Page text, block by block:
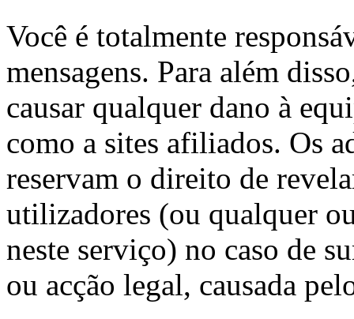
Você é totalmente
mensagens. Para além
causar qualquer dano à
como a sites afiliados. Os
reservam o direito de
utilizadores (ou qualquer
neste serviço) no caso de
ou acção legal, causada